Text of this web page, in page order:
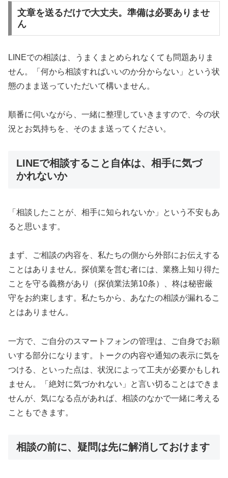
文章を送るだけで大丈夫。準備は必要ありませ
ん
LINEでの相談は、うまくまとめられなくても問題ありま
せん。「何から相談すればいいのか分からない」という状
態のまま送っていただいて構いません。
順番に伺いながら、一緒に整理していきますので、今の状
況とお気持ちを、そのまま送ってください。
LINEで相談すること自体は、相手に気づ
かれないか
「相談したことが、相手に知られないか」という不安もあ
ると思います。
まず、ご相談の内容を、私たちの側から外部にお伝えする
ことはありません。探偵業を営む者には、業務上知り得た
ことを守る義務があり（探偵業法第10条）、柊は秘密厳
守をお約束します。私たちから、あなたの相談が漏れるこ
とはありません。
一方で、ご自分のスマートフォンの管理は、ご自身でお願
いする部分になります。トークの内容や通知の表示に気を
つける、といった点は、状況によって工夫が必要かもしれ
ません。「絶対に気づかれない」と言い切ることはできま
せんが、気になる点があれば、相談のなかで一緒に考える
こともできます。
相談の前に、疑問は先に解消しておけます